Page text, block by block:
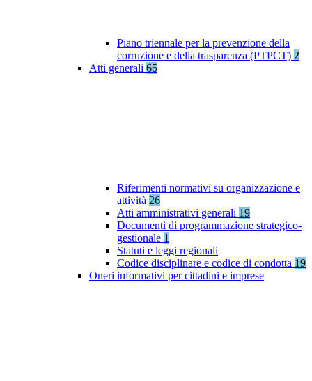
Piano triennale per la prevenzione della
corruzione e della trasparenza (PTPCT) 2
Atti generali 65
Riferimenti normativi su organizzazione e
attività 26
Atti amministrativi generali 19
Documenti di programmazione strategico-
gestionale 1
Statuti e leggi regionali
Codice disciplinare e codice di condotta 19
Oneri informativi per cittadini e imprese